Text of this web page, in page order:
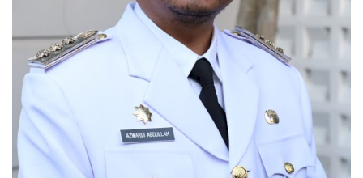
Ketentuan dan Layanan
Pedoman Media Siber
Privacy Policy
Alamat Kami
Tentang Kami
Login